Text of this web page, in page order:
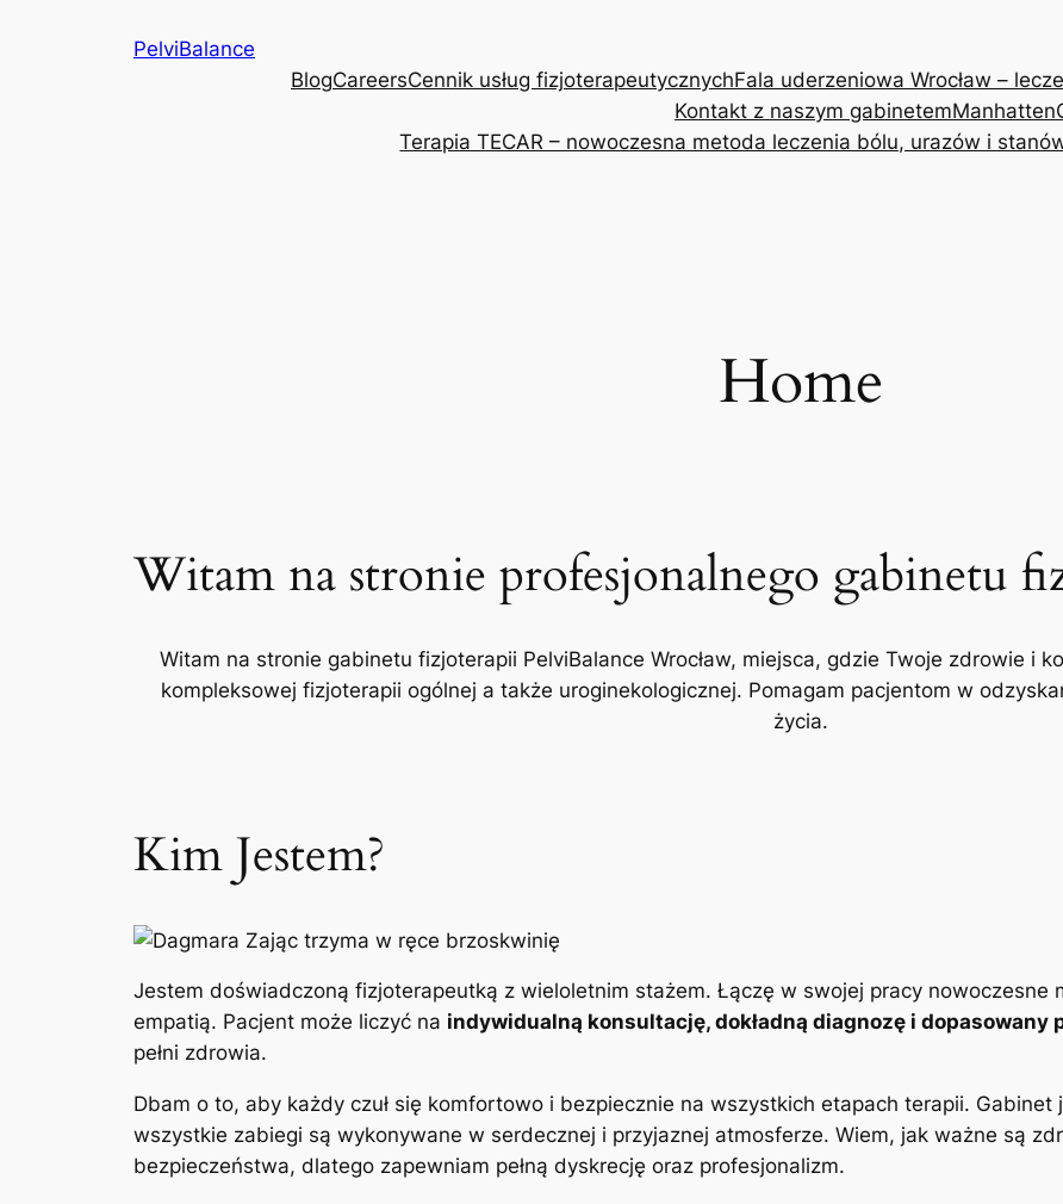
PelviBalance
BlogCareersCennik usług fizjoterapeutycznychFala uderzeniowa Wrocław –
Kontakt z naszym gabinetemManhatten
Terapia TECAR – nowoczesna metoda leczenia bólu, urazów i
Home
Witam na stronie profesjonalnego gabinetu
Witam na stronie gabinetu fizjoterapii PelviBalance Wrocław, miejsca, gdzie Twoje zdrowie i
kompleksowej fizjoterapii ogólnej a także uroginekologicznej. Pomagam pacjentom w
życia.
Kim Jestem?
Jestem doświadczoną fizjoterapeutką z wieloletnim stażem. Łączę w swojej pracy nowoczesne
empatią. Pacjent może liczyć na indywidualną konsultację, dokładną diagnozę i dopasowany
pełni zdrowia.
Dbam o to, aby każdy czuł się komfortowo i bezpiecznie na wszystkich etapach terapii. Gabinet
wszystkie zabiegi są wykonywane w serdecznej i przyjaznej atmosferze. Wiem, jak ważne są
bezpieczeństwa, dlatego zapewniam pełną dyskrecję oraz profesjonalizm.